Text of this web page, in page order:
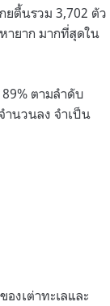
ยตื้นรวม 3,702 ตัว
ายาก มากที่สุดใน
ตามลำดับ
ำนวนลง จำเป็น
องเต่าทะเลและ